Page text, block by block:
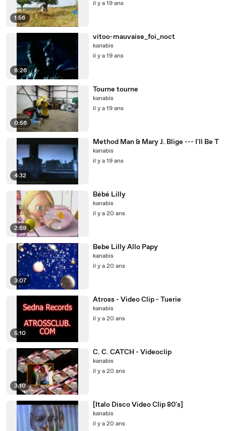
1:56
il y a 19 ans
6:26
vitoo-mauvaise_foi_noct
kanabis
il y a 19 ans
0:56
Tourne tourne
kanabis
il y a 19 ans
4:32
Method Man & Mary J. Blige --- I'll Be T
kanabis
il y a 19 ans
2:59
Bébé Lilly
kanabis
il y a 20 ans
3:07
Bebe Lilly Allo Papy
kanabis
il y a 20 ans
5:10
Atross - Video Clip - Tuerie
kanabis
il y a 20 ans
3:10
C. C. CATCH - Videoclip
kanabis
il y a 20 ans
[Italo Disco Video Clip 80's]
kanabis
il y a 20 ans